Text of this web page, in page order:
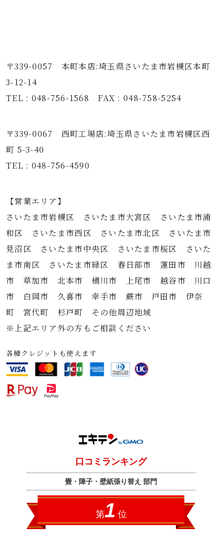
〒339-0057 本町本店:埼玉県さいたま市岩槻区本町
3-12-14
TEL : 048-756-1568 FAX : 048-758-5254
〒339-0067 西町工場店:埼玉県さいたま市岩槻区西
町 5-3-40
TEL : 048-756-4590
【営業エリア】
さいたま市岩槻区 さいたま市大宮区 さいたま市浦
和区 さいたま市西区 さいたま市北区 さいたま市
見沼区 さいたま市中央区 さいたま市桜区 さいた
ま市南区 さいたま市緑区 春日部市 蓮田市 川越
市 草加市 北本市 桶川市 上尾市 越谷市 川口
市 白岡市 久喜市 幸手市 蕨市 戸田市 伊奈
町 宮代町 杉戸町 その他周辺地域
※上記エリア外の方もご相談ください
各種クレジットも使えます